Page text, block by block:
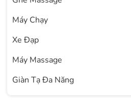
Máy Chạy
Xe Đạp
Máy Massage
Giàn Tạ Đa Năng